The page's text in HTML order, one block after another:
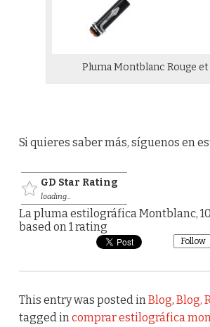
Pluma Montblanc Rouge
Si quieres saber más, síguenos en
GD Star Rating
loading...
La pluma estilográfica Montblanc,
based on 1 rating
Follow
This entry was posted in Blog, Blog,
tagged in comprar estilográfica